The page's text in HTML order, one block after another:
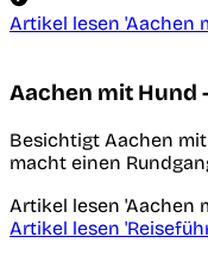
Artikel lesen 'Aachen
Aachen mit Hund
Besichtigt Aachen
macht einen
Artikel lesen 'Aachen
Artikel lesen